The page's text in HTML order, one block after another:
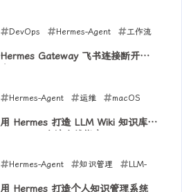
DevOps Hermes-Agent 工作流
2026-06-10
Hermes Gateway 飞书连接断开排
Hermes-Agent 运维 macOS
2026-06-10
用 Hermes 打造 LLM Wiki 知识库：
Hermes-Agent 知识管理 LLM-
Wiki
用 Hermes 打造个人知识管理系统